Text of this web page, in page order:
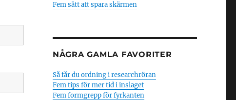
Fem sätt att spara skärmen
NÅGRA GAMLA FAVORITER
Så får du ordning i researchröran
Fem tips för mer tid i inslaget
Fem formgrepp för fyrkanten